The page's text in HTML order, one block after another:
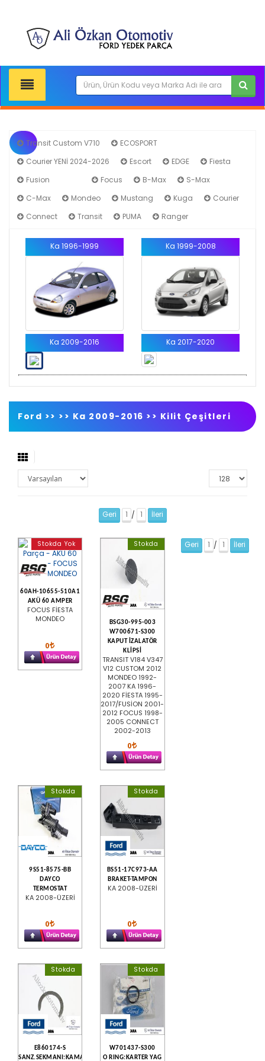
Transit Custom V710
ECOSPORT
Courier YENİ 2024-2026
Escort EDGE
Fiesta
Fusion
Focus B-Max
S-Max
C-Max
Mondeo Mustang Kuga
Courier
Connect
Transit PUMA Ranger
Ka 1996-1999 Ka 1999-2008
Ka 2009-2016 Ka 2017-2020
Ford >> >> Ka 2009-2016 >> Kilit Çeşitleri
Geri 1 / 1 İleri
Stokda Yok
60AH-10655-510A1
AKÜ 60 AMPER
FOCUS FİESTA
MONDEO
0
Stokda
BSG30-995-003
W700671-S300
KAPUT İZALATÖR
KLİPSİ
TRANSIT V184 V347
V12 CUSTOM 2012
MONDEO 1992-
2007 KA 1996-
2020 FİESTA 1995-
2017/FUSİON 2001-
2012 FOCUS 1998-
2005 CONNECT
2002-2013
0
Stokda
9S51-8575-BB
DAYCO
TERMOSTAT
KA 2008-ÜZERİ
0
Stokda
BS51-17C973-AA
BRAKET-TAMPON
KA 2008-ÜZERİ
0
Stokda
E860174-S
SANZ.SEKMANI:KAMALI
Stokda
W701437-S300
O RING:KARTER YAG
Geri 1 / 1 İleri